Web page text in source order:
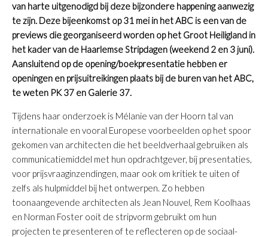
van harte uitgenodigd bij deze bijzondere happening aanwezig
te zijn. Deze bijeenkomst op 31 mei in het ABC is een van de
previews die georganiseerd worden op het Groot Heiligland in
het kader van de Haarlemse Stripdagen (weekend 2 en 3 juni).
Aansluitend op de opening/boekpresentatie hebben er
openingen en prijsuitreikingen plaats bij de buren van het ABC,
te weten PK 37 en Galerie 37.
Tijdens haar onderzoek is Mélanie van der Hoorn tal van
internationale en vooral Europese voorbeelden op het spoor
gekomen van architecten die het beeldverhaal gebruiken als
communicatiemiddel met hun opdrachtgever, bij presentaties,
voor prijsvraaginzendingen, maar ook om kritiek te uiten of
zelfs als hulpmiddel bij het ontwerpen. Zo hebben
toonaangevende architecten als Jean Nouvel, Rem Koolhaas
en Norman Foster ooit de stripvorm gebruikt om hun
projecten te presenteren of te reflecteren op de sociaal-